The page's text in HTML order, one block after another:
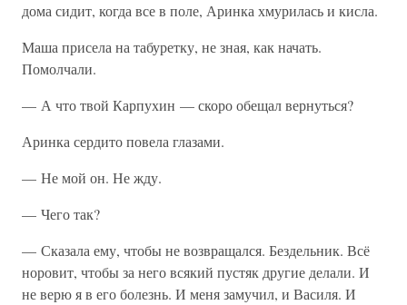
дома сидит, когда все в поле, Аринка хмурилась и кисла.
Маша присела на табуретку, не зная, как начать.
Помолчали.
— А что твой Карпухин — скоро обещал вернуться?
Аринка сердито повела глазами.
— Не мой он. Не жду.
— Чего так?
— Сказала ему, чтобы не возвращался. Бездельник. Всё
норовит, чтобы за него всякий пустяк другие делали. И
не верю я в его болезнь. И меня замучил, и Василя. И